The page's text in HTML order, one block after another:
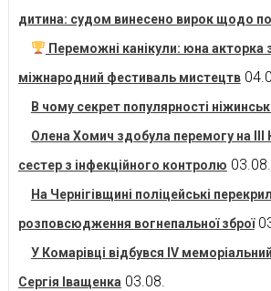
дитина: судом винесено вирок щодо
Переможні канікули: юна акторка
міжнародний фестиваль мистецтв
В чому секрет популярності
Олена Хомич здобула перемогу на ІІІ
сестер з інфекційного контролю 03.08.
На Чернігівщині поліцейські
розповсюдження вогнепальної зброї
У Комарівці відбувся IV меморіальний
Сергія Іващенка 03.08.